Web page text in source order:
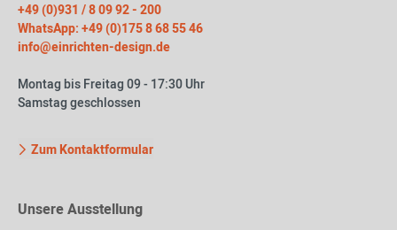
+49 (0)931 / 8 09 92 - 200
WhatsApp: +49 (0)175 8 68 55 46
info@einrichten-design.de
Montag bis Freitag 09 - 17:30 Uhr
Samstag geschlossen
Zum Kontaktformular
Unsere Ausstellung